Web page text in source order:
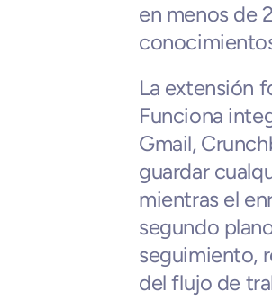
en menos de
La extensión
Funciona
Gmail,
guardar
mientras el
segundo
seguimiento,
del flujo de